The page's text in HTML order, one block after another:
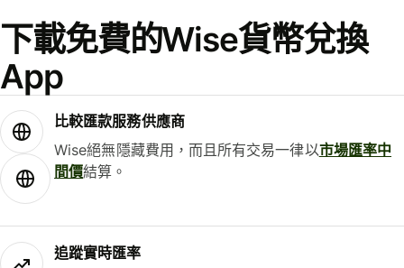
下載免費的Wise貨幣兌換
App
比較匯款服務供應商
Wise絕無隱藏費用，而且所有交易一律以市場匯率中
間價結算。
追蹤實時匯率